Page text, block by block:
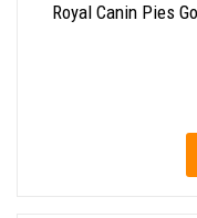
Royal Canin Pies